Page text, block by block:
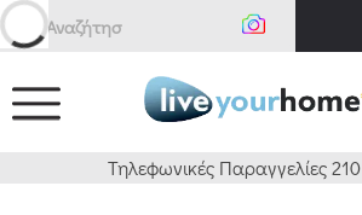
Αναζήτηση
Τηλεφωνικές Παραγγελίες 210